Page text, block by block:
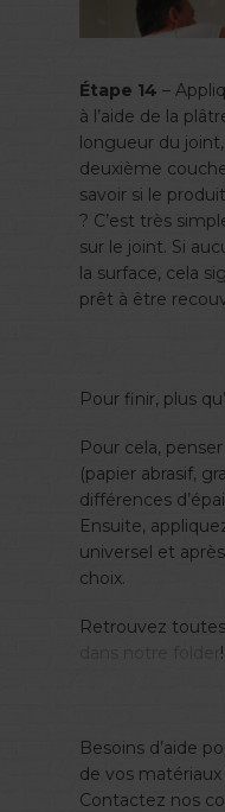
Étape 14 –
à l’aide de la
longueur du
deuxième
savoir si le
? C’est très
sur le joint. Si
la surface, cela
prêt à être
Pour finir, plus
Pour cela,
(papier abrasif,
différences
Ensuite,
universel et
choix.
Retrouvez
!
Besoins d’aide
de vos matériaux
Contactez nos